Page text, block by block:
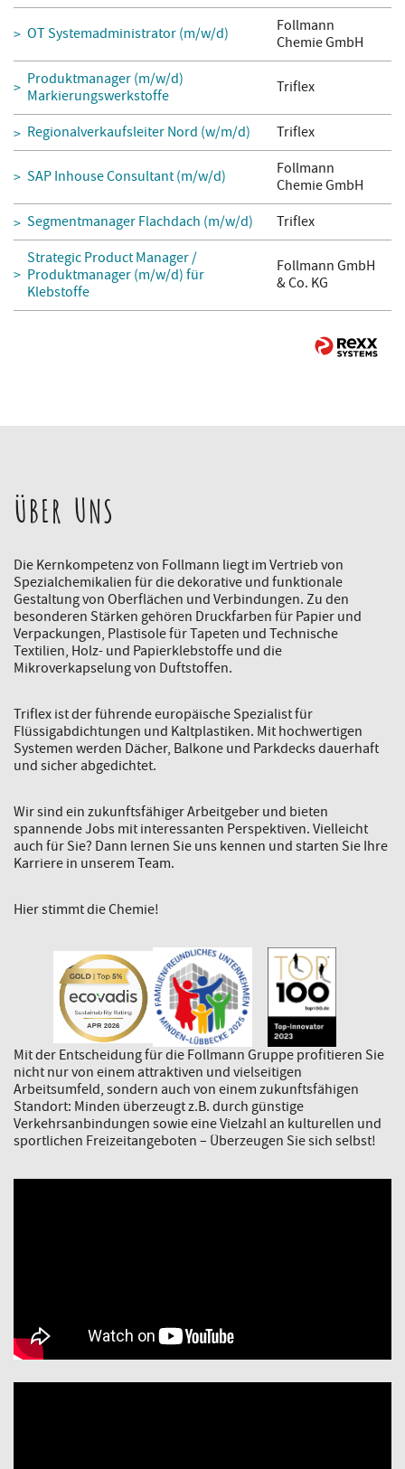
OT Systemadministrator (m/w/d)
Follmann
Chemie GmbH
Produktmanager (m/w/d)
Markierungswerkstoffe
Triflex
Regionalverkaufsleiter Nord (w/m/d) Triflex
SAP Inhouse Consultant (m/w/d)
Follmann
Chemie GmbH
Segmentmanager Flachdach (m/w/d)
Triflex
Strategic Product Manager /
Produktmanager (m/w/d) für
Klebstoffe
Follmann GmbH
& Co. KG
ÜBER UNS
Die Kernkompetenz von Follmann liegt im Vertrieb von
Spezialchemikalien für die dekorative und funktionale
Gestaltung von Oberflächen und Verbindungen. Zu den
besonderen Stärken gehören Druckfarben für Papier und
Verpackungen, Plastisole für Tapeten und Technische
Textilien, Holz- und Papierklebstoffe und die
Mikroverkapselung von Duftstoffen.
Triflex ist der führende europäische Spezialist für
Flüssigabdichtungen und Kaltplastiken. Mit hochwertigen
Systemen werden Dächer, Balkone und Parkdecks dauerhaft
und sicher abgedichtet.
Wir sind ein zukunftsfähiger Arbeitgeber und bieten
spannende Jobs mit interessanten Perspektiven. Vielleicht
auch für Sie? Dann lernen Sie uns kennen und starten Sie Ihre
Karriere in unserem Team.
Hier stimmt die Chemie!
Mit der Entscheidung für die Follmann Gruppe profitieren Sie
nicht nur von einem attraktiven und vielseitigen
Arbeitsumfeld, sondern auch von einem zukunftsfähigen
Standort: Minden überzeugt z.B. durch günstige
Verkehrsanbindungen sowie eine Vielzahl an kulturellen und
sportlichen Freizeitangeboten – Überzeugen Sie sich selbst!